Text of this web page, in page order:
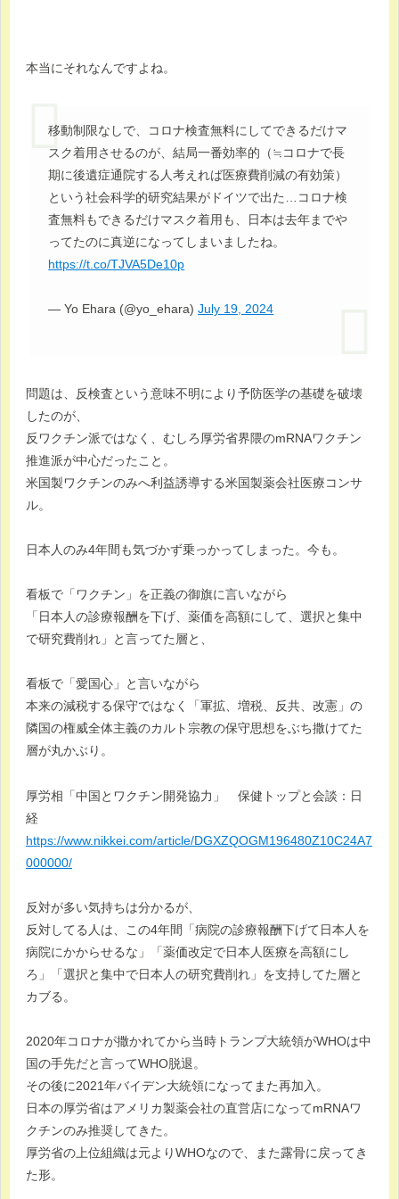
本当にそれなんですよね。
移動制限なしで、コロナ検査無料にしてできるだけマ
スク着用させるのが、結局一番効率的（≒コロナで長
期に後遺症通院する人考えれば医療費削減の有効策）
という社会科学的研究結果がドイツで出た…コロナ検
査無料もできるだけマスク着用も、日本は去年までや
ってたのに真逆になってしまいましたね。
https://t.co/TJVA5De10p
— Yo Ehara (@yo_ehara)July 19, 2024
問題は、反検査という意味不明により予防医学の基礎を破壊
したのが、
反ワクチン派ではなく、むしろ厚労省界隈のmRNAワクチン
推進派が中心だったこと。
米国製ワクチンのみへ利益誘導する米国製薬会社医療コンサ
ル。
日本人のみ4年間も気づかず乗っかってしまった。今も。
看板で「ワクチン」を正義の御旗に言いながら
「日本人の診療報酬を下げ、薬価を高額にして、選択と集中
で研究費削れ」と言ってた層と、
看板で「愛国心」と言いながら
本来の減税する保守ではなく「軍拡、増税、反共、改憲」の
隣国の権威全体主義のカルト宗教の保守思想をぶち撒けてた
層が丸かぶり。
厚労相「中国とワクチン開発協力」 保健トップと会談：日
経
https://www.nikkei.com/article/DGXZQOGM196480Z10C24A7
000000/
反対が多い気持ちは分かるが、
反対してる人は、この4年間「病院の診療報酬下げて日本人を
病院にかからせるな」「薬価改定で日本人医療を高額にし
ろ」「選択と集中で日本人の研究費削れ」を支持してた層と
カブる。
2020年コロナが撒かれてから当時トランプ大統領がWHOは中
国の手先だと言ってWHO脱退。
その後に2021年バイデン大統領になってまた再加入。
日本の厚労省はアメリカ製薬会社の直営店になってmRNAワ
クチンのみ推奨してきた。
厚労省の上位組織は元よりWHOなので、また露骨に戻ってき
た形。